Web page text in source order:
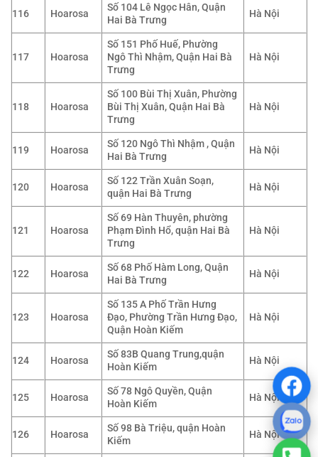
116 Hoarosa
Số 104 Lê Ngọc Hân, Quận
Hai Bà Trưng
Hà Nội
117 Hoarosa
Số 151 Phố Huế, Phường
Ngô Thì Nhậm, Quận Hai Bà
Trưng
Hà Nội
118 Hoarosa
Số 100 Bùi Thị Xuân, Phường
Bùi Thị Xuân, Quận Hai Bà
Trưng
Hà Nội
119 Hoarosa
Số 120 Ngô Thì Nhậm , Quận
Hai Bà Trưng
Hà Nội
120 Hoarosa
Số 122 Trần Xuân Soạn,
quận Hai Bà Trưng
Hà Nội
121 Hoarosa
Số 69 Hàn Thuyên, phường
Phạm Đình Hổ, quận Hai Bà
Trưng
Hà Nội
122 Hoarosa
Số 68 Phố Hàm Long, Quận
Hai Bà Trưng
Hà Nội
123 Hoarosa
Số 135 A Phố Trần Hưng
Đạo, Phường Trần Hưng Đạo,
Quận Hoàn Kiếm
Hà Nội
124 Hoarosa
Số 83B Quang Trung,quận
Hoàn Kiếm
Hà Nội
125 Hoarosa
Số 78 Ngô Quyền, Quận
Hoàn Kiếm
Hà Nội
126 Hoarosa
Số 98 Bà Triệu, quận Hoàn
Kiếm
Hà Nội